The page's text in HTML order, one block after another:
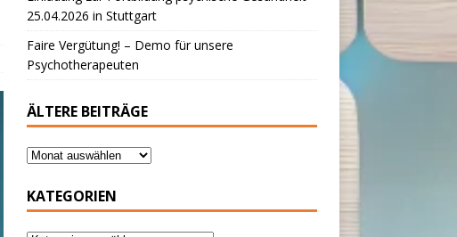
25.04.2026 in Stuttgart
Faire Vergütung! – Demo für unsere
Psychotherapeuten
ÄLTERE BEITRÄGE
KATEGORIEN